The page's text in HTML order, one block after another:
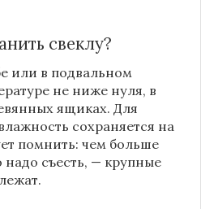
свеклу?
или в подвальном
не ниже нуля, в
ящиках. Для
сохраняется на
помнить: чем больше
надо съесть, — крупные